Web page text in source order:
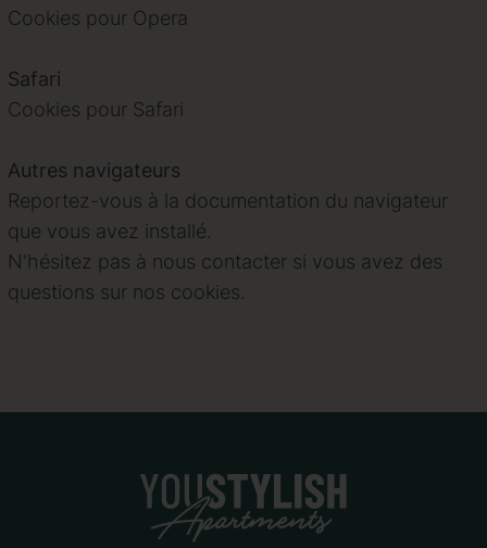
Cookies pour Opera
Safari
Cookies pour Safari
Autres navigateurs
Reportez-vous à la documentation du navigateur
que vous avez installé.
N'hésitez pas à nous contacter si vous avez des
questions sur nos cookies.